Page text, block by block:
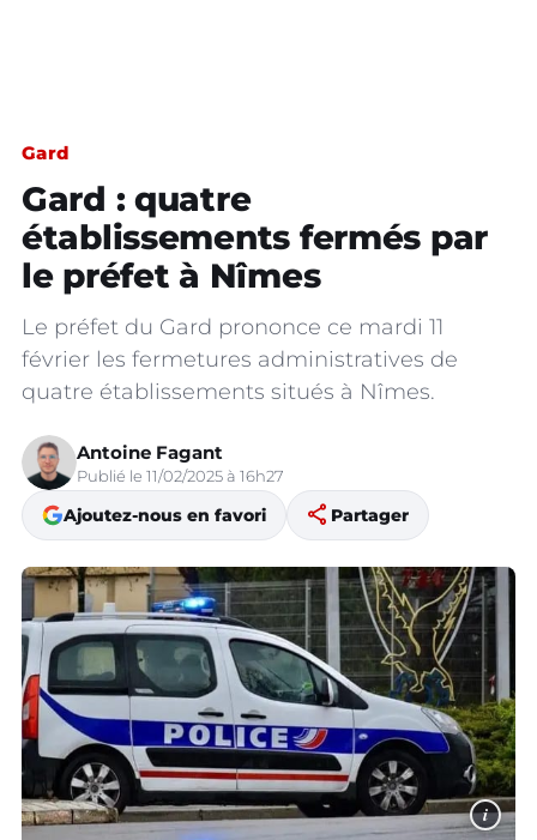
Gard
Gard : quatre
établissements fermés par
le préfet à Nîmes
Le préfet du Gard prononce ce mardi 11
février les fermetures administratives de
quatre établissements situés à Nîmes.
Antoine Fagant
Publié le 11/02/2025 à 16h27
Ajoutez-nous en favori share Partager
i